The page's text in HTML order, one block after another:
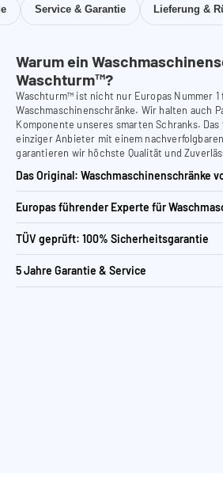
Service & Garantie Lieferung &
Warum ein
Waschturm™?
Waschturm™ ist nicht nur Europas Nummer 1
Waschmaschinenschränke. Wir halten auch
Komponente unseres smarten Schranks.
einziger Anbieter mit einem
garantieren wir höchste Qualität und
Das Original: Waschmaschinenschränke
Europas führender Experte für
TÜV geprüft: 100% Sicherheitsgarantie
5 Jahre Garantie & Service